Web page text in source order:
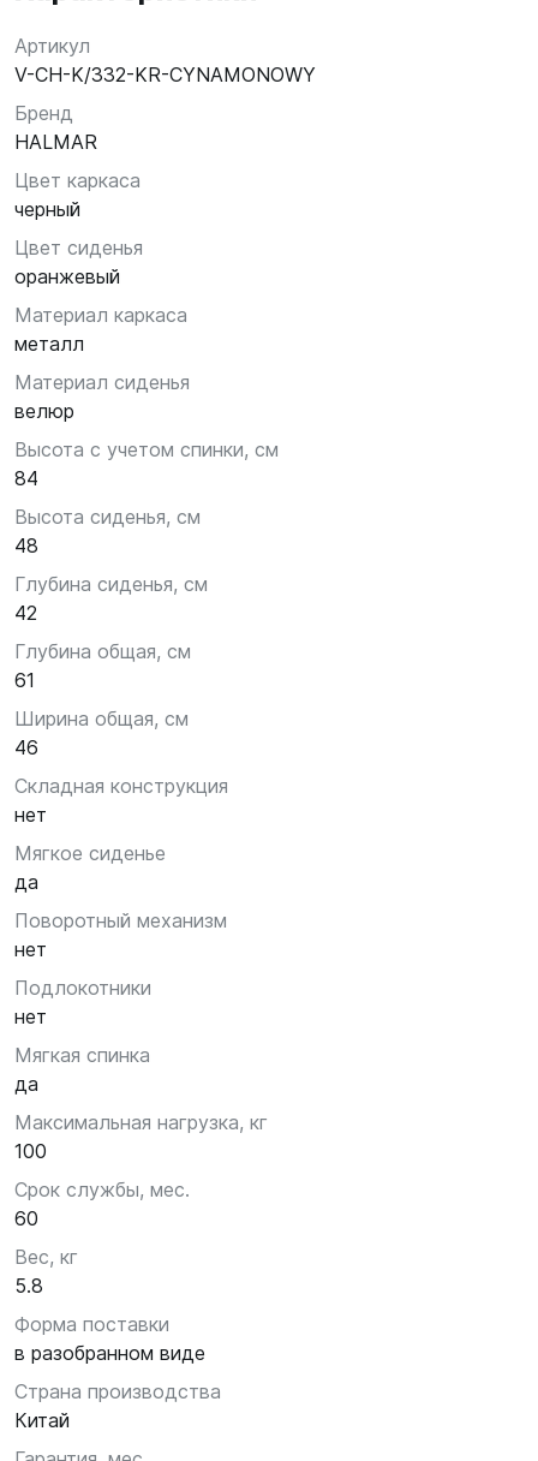
Артикул
V-CH-K/332-KR-CYNAMONOWY
Бренд
HALMAR
Цвет каркаса
черный
Цвет сиденья
оранжевый
Материал каркаса
металл
Материал сиденья
велюр
Высота с учетом спинки, см
84
Высота сиденья, см
48
Глубина сиденья, см
42
Глубина общая, см
61
Ширина общая, см
46
Складная конструкция
нет
Мягкое сиденье
да
Поворотный механизм
нет
Подлокотники
нет
Мягкая спинка
да
Максимальная нагрузка, кг
100
Срок службы, мес.
60
Вес, кг
5.8
Форма поставки
в разобранном виде
Страна производства
Китай